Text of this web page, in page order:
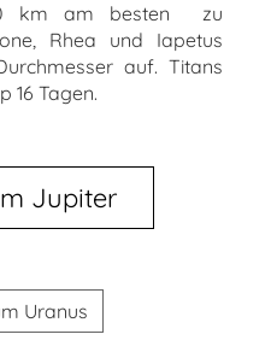
km am besten zu
Rhea und Iapetus
auf. Titans
16 Tagen.
Jupiter
Uranus